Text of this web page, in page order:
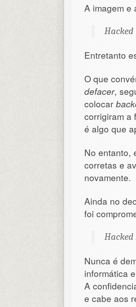
A imagem e
Hacked
Entretanto
O que
defacer,
colocar
corrigiram a
é algo que
No entanto,
corretas e
novamente.
Ainda no
foi
Nunca é
informática
A
e cabe aos